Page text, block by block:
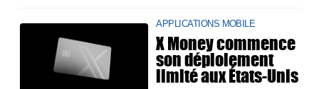
APPLICATIONS MOBILE
X Money commence
son déploiement
limité aux États-Unis